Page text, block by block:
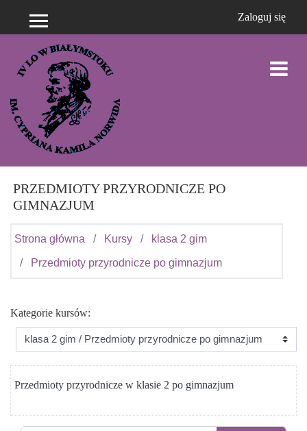
Panel boczny Zaloguj się
PRZEDMIOTY PRZYRODNICZE PO
GIMNAZJUM
Strona główna Kursy klasa 2 gim
Przedmioty przyrodnicze po gimnazjum
Kategorie kursów:
Przedmioty przyrodnicze w klasie 2 po gimnazjum